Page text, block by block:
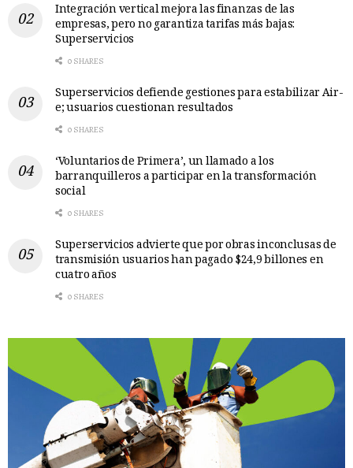
Integración vertical mejora las finanzas de las
empresas, pero no garantiza tarifas más bajas:
Superservicios
0 SHARES
Superservicios defiende gestiones para estabilizar Air-
e; usuarios cuestionan resultados
0 SHARES
‘Voluntarios de Primera’, un llamado a los
barranquilleros a participar en la transformación
social
0 SHARES
Superservicios advierte que por obras inconclusas de
transmisión usuarios han pagado $24,9 billones en
cuatro años
0 SHARES